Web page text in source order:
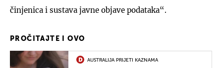
činjenica i sustava javne objave podataka“.
PROČITAJTE I OVO
AUSTRALIJA PRIJETI KAZNAMA